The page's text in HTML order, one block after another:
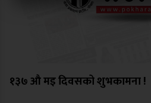
१३७ औ मइ दिवसको शुभकामना !